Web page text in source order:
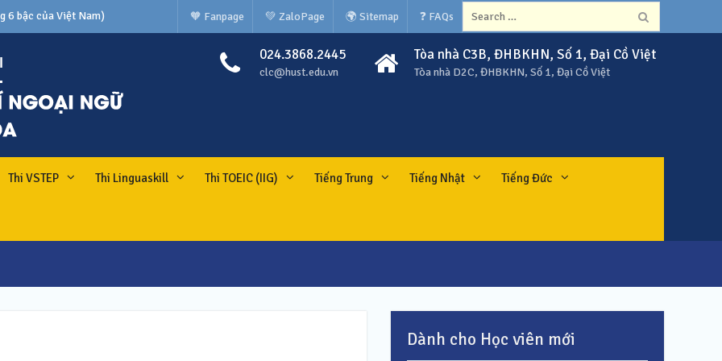
NHẬT CÁC TRƯỜNG
6 bậc của Việt Nam)
🧡 Fanpage 💚 ZaloPage 🌍 Sitemap ❓ FAQs
for:
024.3868.2445
clc@hust.edu.vn
Tòa nhà C3B, ĐHBKHN, Số 1, Đại Cồ Việt
Tòa nhà D2C, ĐHBKHN, Số 1, Đại Cồ Việt
Thi VSTEP Thi Linguaskill Thi TOEIC (IIG) Tiếng Trung Tiếng Nhật Tiếng Đức
Dành cho Học viên mới